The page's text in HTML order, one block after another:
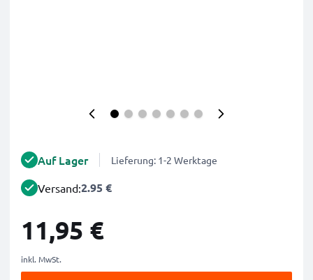
Auf Lager Lieferung: 1-2 Werktage
Versand:2.95 €
11,95 €
inkl. MwSt.